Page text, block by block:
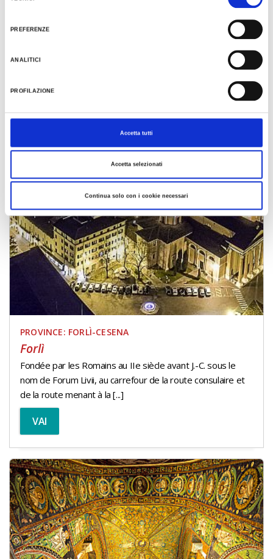
PREFERENZE
ANALITICI
PROFILAZIONE
Accetta tutti
Accetta selezionati
Continua solo con i cookie necessari
VAI
PROVINCE: FORLÌ-CESENA
Forlì
Fondée par les Romains au IIe siècle avant J.-C. sous le
nom de Forum Livii, au carrefour de la route consulaire et
de la route menant à la [...]
VAI